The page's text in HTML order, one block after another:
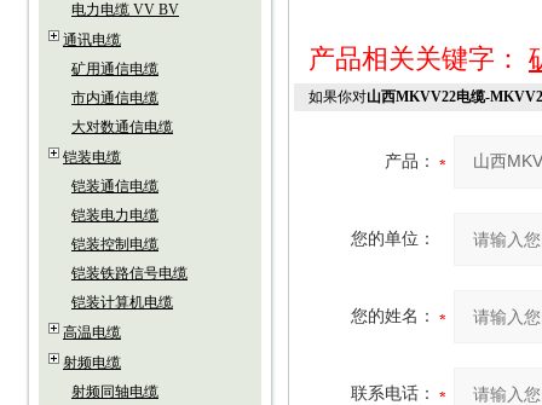
电力电缆 VV BV
通讯电缆
矿用通信电缆
市内通信电缆
大对数通信电缆
铠装电缆
铠装通信电缆
铠装电力电缆
铠装控制电缆
铠装铁路信号电缆
铠装计算机电缆
高温电缆
射频电缆
射频同轴电缆
产品相关关键字：
如果你对山西MKVV22电缆-
产品：
您的单位：
您的姓名：
联系电话：